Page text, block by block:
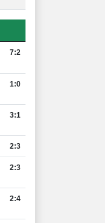
7:2
1:0
3:1
2:3
2:3
2:4